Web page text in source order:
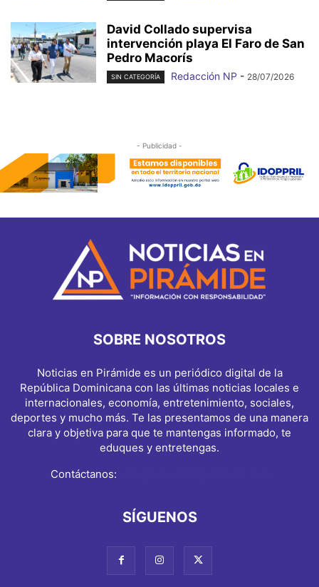
David Collado supervisa
intervención playa El Faro de San
Pedro Macorís
SIN CATEGORÍA Redacción NP - 28/07/2026
- Publicidad -
SOBRE NOSOTROS
Noticias en Pirámide es un periódico digital de la
República Dominicana con las últimas noticias locales e
internacionales, economía, entretenimiento, sociales,
deportes y mucho más. Te las presentamos de una manera
clara y objetiva para que te mantengas informado, te
eduques y entretengas.
Contáctanos:
SÍGUENOS